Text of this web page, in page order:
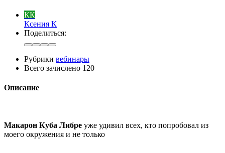
КК
Ксения К
Поделиться:
Рубрики вебинары
Всего зачислено 120
Описание
Макарон Куба Либре уже удивил всех, кто попробовал из
моего окружения и не только